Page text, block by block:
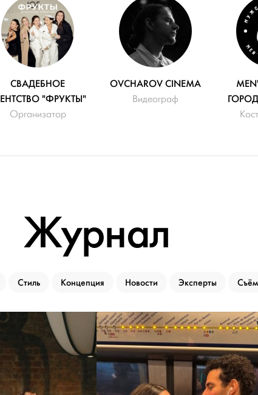
СВАДЕБНОЕ
"ФРУКТЫ"
Организатор
OVCHAROV CINEMA
Видеограф
Журнал
Стиль Концепция Новости Эксперты